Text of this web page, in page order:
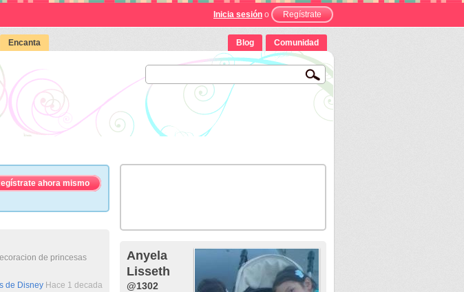
Inicia sesión o Regístrate
Encanta Blog Comunidad
ahora mismo
de princesas
de DisneyHace 1 decada
Anyela
Lisseth
@1302